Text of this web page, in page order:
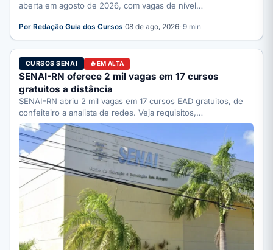
aberta em agosto de 2026, com vagas de nível…
Por Redação Guia dos Cursos·08 de ago, 2026· 9 min
CURSOS SENAI EM ALTA
SENAI-RN oferece 2 mil vagas em 17 cursos
gratuitos a distância
SENAI-RN abriu 2 mil vagas em 17 cursos EAD gratuitos, de
confeiteiro a analista de redes. Veja requisitos,…